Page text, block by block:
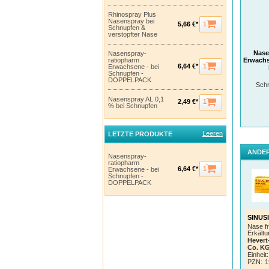
Es
Nase
Co. KG
Einheit:
PZN:
Rhinospray Plus
Nasenspray bei
Schnupfen &
verstopfter Nase
5,66 €* 1
Nasenspray-
ratiopharm
Erwachsene - bei
Schnupfen -
DOPPELPACK
6,64 €* 1
Nasenspray AL 0,1
% bei Schnupfen
2,49 €* 1
LETZTE PRODUKTE Leeren
Nasenspray-
ratiopharm
Erwachsene - bei
Schnupfen -
DOPPELPACK
6,64 €* 1